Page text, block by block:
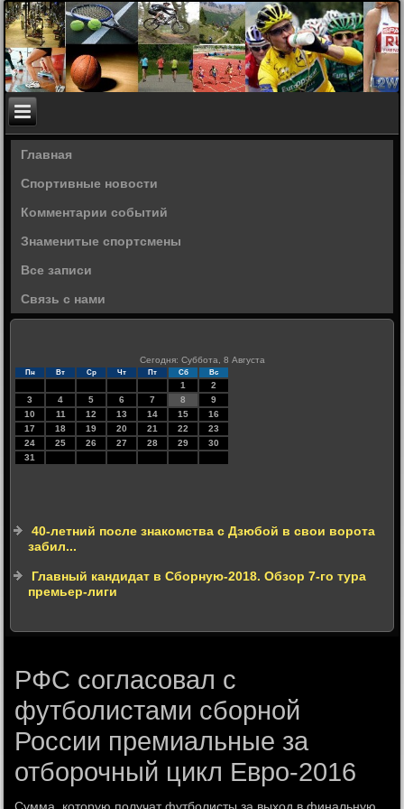
Главная
Спортивные новости
Комментарии событий
Знаменитые спортсмены
Все записи
Связь с нами
Сегодня: Суббота, 8 Августа
Пн Вт Ср Чт Пт Сб Вс
1
2
3
4 5 6 7 8
9
10
11 12 13 14 15
16
17
18 19 20 21 22
23
24
25 26 27 28 29
30
31
40-летний после знакомства с Дзюбой в свои ворота
забил...
Главный кандидат в Сборную-2018. Обзор 7-го тура
премьер-лиги
РФС согласовал с
футболистами сборной
России премиальные за
отборочный цикл Евро-2016